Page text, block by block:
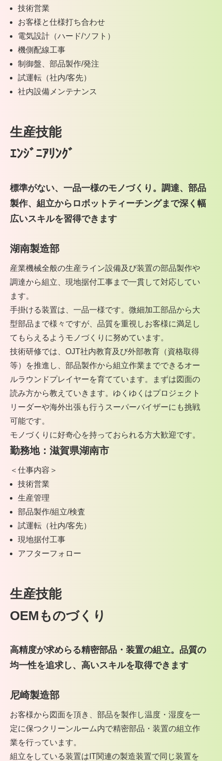
技術営業
お客様と仕様打ち合わせ
電気設計（ハード/ソフト）
機側配線工事
制御盤、部品製作/発注
試運転（社内/客先）
社内設備メンテナンス
生産技能
ｴﾝｼﾞﾆｱﾘﾝｸﾞ
標準がない、一品一様のモノづくり。調達、部品
製作、組立からロボットティーチングまで深く幅
広いスキルを習得できます
湖南製造部
産業機械全般の生産ライン設備及び装置の部品製作や
調達から組立、現地据付工事まで一貫して対応してい
ます。
手掛ける装置は、一品一様です。微細加工部品から大
型部品まで様々ですが、品質を重視しお客様に満足し
てもらえるようモノづくりに努めています。
技術研修では、OJT社内教育及び外部教育（資格取得
等）を推進し、部品製作から組立作業までできるオー
ルラウンドプレイヤーを育てています。まずは図面の
読み方から教えていきます。ゆくゆくはプロジェクト
リーダーや海外出張も行うスーパーバイザーにも挑戦
可能です。
モノづくりに好奇心を持っておられる方大歓迎です。
勤務地：滋賀県湖南市
＜仕事内容＞
技術営業
生産管理
部品製作/組立/検査
試運転（社内/客先）
現地据付工事
アフターフォロー
生産技能
OEMものづくり
高精度が求めらる精密部品・装置の組立。 品質の
均一性を追求し、高いスキルを取得できます
尼崎製造部
お客様から図面を頂き、部品を製作し温度・湿度を一
定に保つクリーンルーム内で精密部品・装置の組立作
業を行っています。
組立をしている装置はIT関連の製造装置で同じ装置を